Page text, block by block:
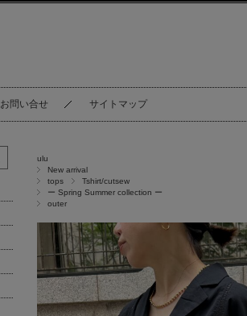
お問い合せ サイトマップ
ulu
New arrival
tops
Tshirt/cutsew
ー Spring Summer collection ー
outer